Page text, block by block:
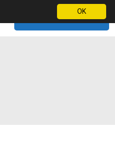
WhatsApp
OK